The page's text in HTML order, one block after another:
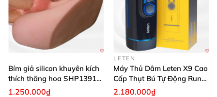
Bím giả silicon khuyên kích
thích thăng hoa SHP1391
ShopHanhPhuc
1.250.000₫
LETEN
Máy Thủ Dâm Leten X9 Cao
Cấp Thụt Bú Tự Động Rung
Rên
2.180.000₫